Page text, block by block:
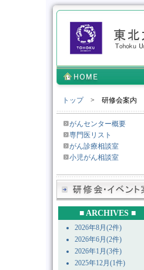
トップ> 研修会案内
がんセンター概要
専門医リスト
がん診療相談室
小児がん相談室
■ ARCHIVES ■
2026年8月(2件)
2026年6月(2件)
2026年1月(3件)
2025年12月(1件)